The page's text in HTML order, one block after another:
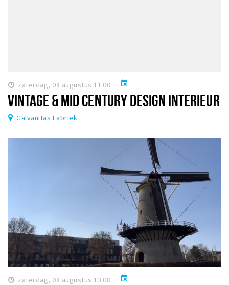
zaterdag, 08 augustus 11:00 event
VINTAGE & MID CENTURY DESIGN INTERIEUR
Galvanitas Fabriek
zaterdag, 08 augustus 13:00 event